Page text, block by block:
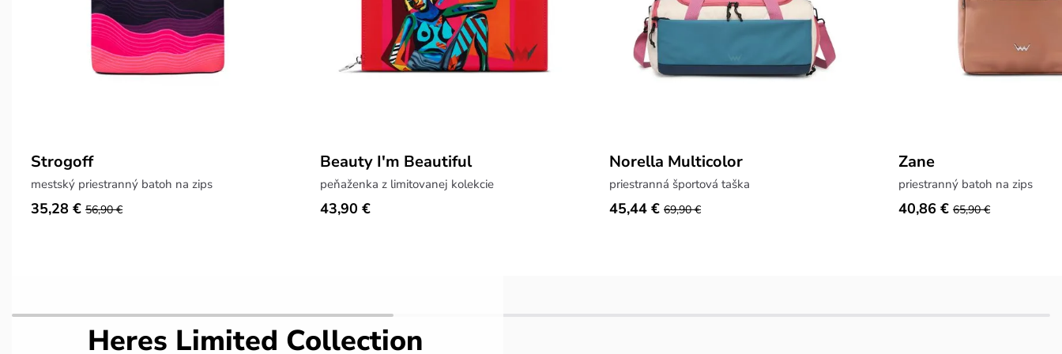
Strogoff
mestský priestranný batoh na zips
35,28 € 56,90 €
Beauty I'm Beautiful
peňaženka z limitovanej kolekcie
43,90 €
Norella Multicolor
priestranná športová taška
45,44 € 69,90 €
Zane
priestranný batoh na zips
40,86 € 65,90 €
Heres Limited Collection